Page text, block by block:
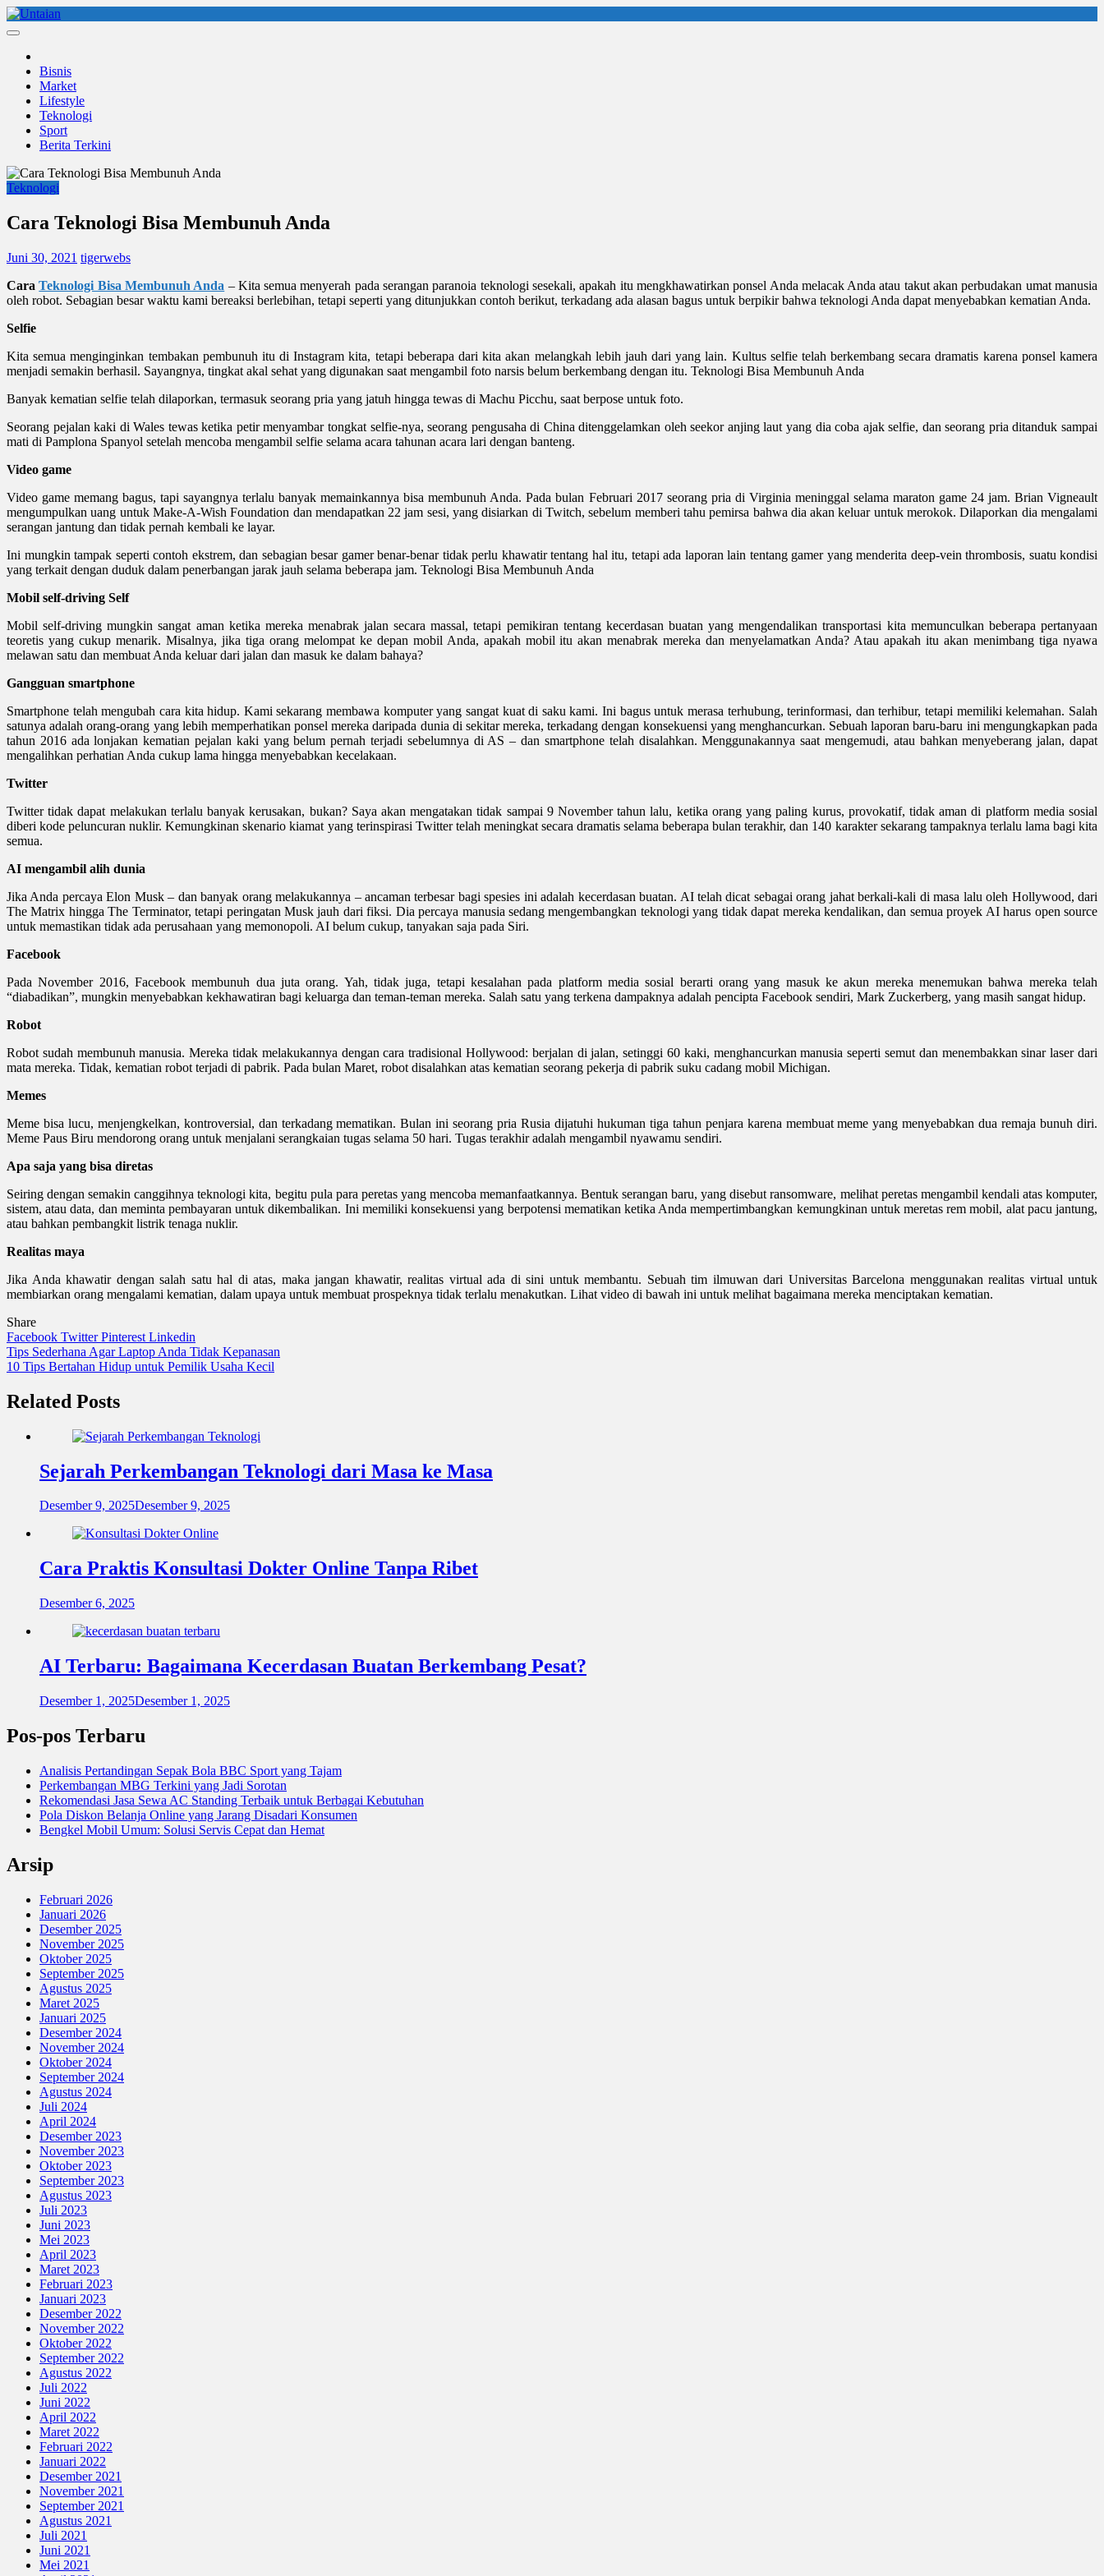
Skip
to
Bisnis
Market
Lifestyle
Teknologi
Sport
Berita Terkini
Teknologi
Cara Teknologi Bisa Membunuh Anda
Juni 30, 2021 tigerwebs
CaraTeknologi Bisa Membunuh Anda – Kita semua menyerah pada serangan paranoia teknologi sesekali, apakah itu mengkhawatirkan ponsel Anda melacak Anda atau takut akan perbudakan umat manusia
oleh robot. Sebagian besar waktu kami bereaksi berlebihan, tetapi seperti yang ditunjukkan contoh berikut, terkadang ada alasan bagus untuk berpikir bahwa teknologi Anda dapat menyebabkan kematian Anda.
Selfie
Kita semua menginginkan tembakan pembunuh itu di Instagram kita, tetapi beberapa dari kita akan melangkah lebih jauh dari yang lain. Kultus selfie telah berkembang secara dramatis karena ponsel kamera
menjadi semakin berhasil. Sayangnya, tingkat akal sehat yang digunakan saat mengambil foto narsis belum berkembang dengan itu. Teknologi Bisa Membunuh Anda
Banyak kematian selfie telah dilaporkan, termasuk seorang pria yang jatuh hingga tewas di Machu Picchu, saat berpose untuk foto.
Seorang pejalan kaki di Wales tewas ketika petir menyambar tongkat selfie-nya, seorang pengusaha di China ditenggelamkan oleh seekor anjing laut yang dia coba ajak selfie, dan seorang pria ditanduk sampai
mati di Pamplona Spanyol setelah mencoba mengambil selfie selama acara tahunan acara lari dengan banteng.
Video game
Video game memang bagus, tapi sayangnya terlalu banyak memainkannya bisa membunuh Anda. Pada bulan Februari 2017 seorang pria di Virginia meninggal selama maraton game 24 jam. Brian Vigneault
mengumpulkan uang untuk Make-A-Wish Foundation dan mendapatkan 22 jam sesi, yang disiarkan di Twitch, sebelum memberi tahu pemirsa bahwa dia akan keluar untuk merokok. Dilaporkan dia mengalami
serangan jantung dan tidak pernah kembali ke layar.
Ini mungkin tampak seperti contoh ekstrem, dan sebagian besar gamer benar-benar tidak perlu khawatir tentang hal itu, tetapi ada laporan lain tentang gamer yang menderita deep-vein thrombosis, suatu kondisi
yang terkait dengan duduk dalam penerbangan jarak jauh selama beberapa jam. Teknologi Bisa Membunuh Anda
Mobil self-driving Self
Mobil self-driving mungkin sangat aman ketika mereka menabrak jalan secara massal, tetapi pemikiran tentang kecerdasan buatan yang mengendalikan transportasi kita memunculkan beberapa pertanyaan
teoretis yang cukup menarik. Misalnya, jika tiga orang melompat ke depan mobil Anda, apakah mobil itu akan menabrak mereka dan menyelamatkan Anda? Atau apakah itu akan menimbang tiga nyawa
melawan satu dan membuat Anda keluar dari jalan dan masuk ke dalam bahaya?
Gangguan smartphone
Smartphone telah mengubah cara kita hidup. Kami sekarang membawa komputer yang sangat kuat di saku kami. Ini bagus untuk merasa terhubung, terinformasi, dan terhibur, tetapi memiliki kelemahan. Salah
satunya adalah orang-orang yang lebih memperhatikan ponsel mereka daripada dunia di sekitar mereka, terkadang dengan konsekuensi yang menghancurkan. Sebuah laporan baru-baru ini mengungkapkan pada
tahun 2016 ada lonjakan kematian pejalan kaki yang belum pernah terjadi sebelumnya di AS – dan smartphone telah disalahkan. Menggunakannya saat mengemudi, atau bahkan menyeberang jalan, dapat
mengalihkan perhatian Anda cukup lama hingga menyebabkan kecelakaan.
Twitter
Twitter tidak dapat melakukan terlalu banyak kerusakan, bukan? Saya akan mengatakan tidak sampai 9 November tahun lalu, ketika orang yang paling kurus, provokatif, tidak aman di platform media sosial
diberi kode peluncuran nuklir. Kemungkinan skenario kiamat yang terinspirasi Twitter telah meningkat secara dramatis selama beberapa bulan terakhir, dan 140 karakter sekarang tampaknya terlalu lama bagi kita
semua.
AI mengambil alih dunia
Jika Anda percaya Elon Musk – dan banyak orang melakukannya – ancaman terbesar bagi spesies ini adalah kecerdasan buatan. AI telah dicat sebagai orang jahat berkali-kali di masa lalu oleh Hollywood, dari
The Matrix hingga The Terminator, tetapi peringatan Musk jauh dari fiksi. Dia percaya manusia sedang mengembangkan teknologi yang tidak dapat mereka kendalikan, dan semua proyek AI harus open source
untuk memastikan tidak ada perusahaan yang memonopoli. AI belum cukup, tanyakan saja pada Siri.
Facebook
Pada November 2016, Facebook membunuh dua juta orang. Yah, tidak juga, tetapi kesalahan pada platform media sosial berarti orang yang masuk ke akun mereka menemukan bahwa mereka telah
“diabadikan”, mungkin menyebabkan kekhawatiran bagi keluarga dan teman-teman mereka. Salah satu yang terkena dampaknya adalah pencipta Facebook sendiri, Mark Zuckerberg, yang masih sangat hidup.
Robot
Robot sudah membunuh manusia. Mereka tidak melakukannya dengan cara tradisional Hollywood: berjalan di jalan, setinggi 60 kaki, menghancurkan manusia seperti semut dan menembakkan sinar laser dari
mata mereka. Tidak, kematian robot terjadi di pabrik. Pada bulan Maret, robot disalahkan atas kematian seorang pekerja di pabrik suku cadang mobil Michigan.
Memes
Meme bisa lucu, menjengkelkan, kontroversial, dan terkadang mematikan. Bulan ini seorang pria Rusia dijatuhi hukuman tiga tahun penjara karena membuat meme yang menyebabkan dua remaja bunuh diri.
Meme Paus Biru mendorong orang untuk menjalani serangkaian tugas selama 50 hari. Tugas terakhir adalah mengambil nyawamu sendiri.
Apa saja yang bisa diretas
Seiring dengan semakin canggihnya teknologi kita, begitu pula para peretas yang mencoba memanfaatkannya. Bentuk serangan baru, yang disebut ransomware, melihat peretas mengambil kendali atas komputer,
sistem, atau data, dan meminta pembayaran untuk dikembalikan. Ini memiliki konsekuensi yang berpotensi mematikan ketika Anda mempertimbangkan kemungkinan untuk meretas rem mobil, alat pacu jantung,
atau bahkan pembangkit listrik tenaga nuklir.
Realitas maya
Jika Anda khawatir dengan salah satu hal di atas, maka jangan khawatir, realitas virtual ada di sini untuk membantu. Sebuah tim ilmuwan dari Universitas Barcelona menggunakan realitas virtual untuk
membiarkan orang mengalami kematian, dalam upaya untuk membuat prospeknya tidak terlalu menakutkan. Lihat video di bawah ini untuk melihat bagaimana mereka menciptakan kematian.
Share
Facebook TwitterPinterest Linkedin
Navigasi
pos
Tips Sederhana Agar Laptop Anda Tidak Kepanasan
10 Tips Bertahan Hidup untuk Pemilik Usaha Kecil
Related Posts
Sejarah Perkembangan Teknologi dari Masa ke Masa
Desember 9, 2025Desember 9, 2025
Cara Praktis Konsultasi Dokter Online Tanpa Ribet
Desember 6, 2025
AI Terbaru: Bagaimana Kecerdasan Buatan Berkembang Pesat?
Desember 1, 2025Desember 1, 2025
Pos-pos Terbaru
Analisis Pertandingan Sepak Bola BBC Sport yang Tajam
Perkembangan MBG Terkini yang Jadi Sorotan
Rekomendasi Jasa Sewa AC Standing Terbaik untuk Berbagai Kebutuhan
Pola Diskon Belanja Online yang Jarang Disadari Konsumen
Bengkel Mobil Umum: Solusi Servis Cepat dan Hemat
Arsip
Februari 2026
Januari 2026
Desember 2025
November 2025
Oktober 2025
September 2025
Agustus 2025
Maret 2025
Januari 2025
Desember 2024
November 2024
Oktober 2024
September 2024
Agustus 2024
Juli 2024
April 2024
Desember 2023
November 2023
Oktober 2023
September 2023
Agustus 2023
Juli 2023
Juni 2023
Mei 2023
April 2023
Maret 2023
Februari 2023
Januari 2023
Desember 2022
November 2022
Oktober 2022
September 2022
Agustus 2022
Juli 2022
Juni 2022
April 2022
Maret 2022
Februari 2022
Januari 2022
Desember 2021
November 2021
September 2021
Agustus 2021
Juli 2021
Juni 2021
Mei 2021